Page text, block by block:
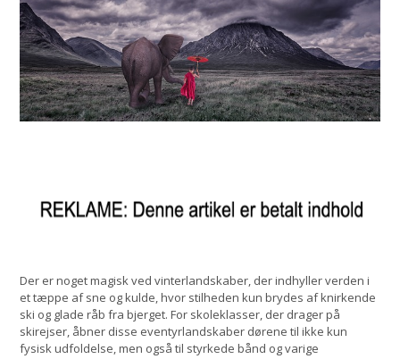
Der er noget magisk ved vinterlandskaber, der indhyller verden i
et tæppe af sne og kulde, hvor stilheden kun brydes af knirkende
ski og glade råb fra bjerget. For skoleklasser, der drager på
skirejser, åbner disse eventyrlandskaber dørene til ikke kun
fysisk udfoldelse, men også til styrkede bånd og varige